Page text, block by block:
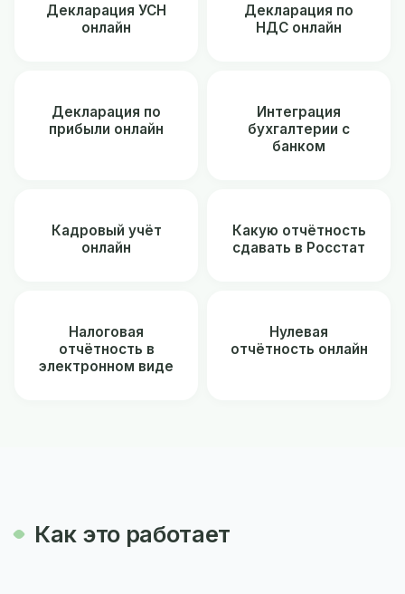
Декларация УСН
онлайн
Декларация по
НДС онлайн
Декларация по
прибыли онлайн
Интеграция
бухгалтерии с
банком
Кадровый учёт
онлайн
Какую отчётность
сдавать в Росстат
Налоговая
отчётность в
электронном виде
Нулевая
отчётность онлайн
Как это работает